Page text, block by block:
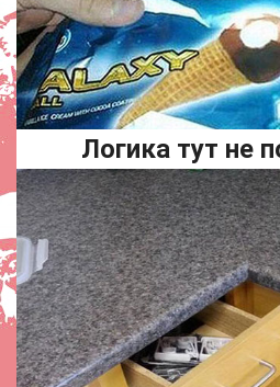
Логика тут не